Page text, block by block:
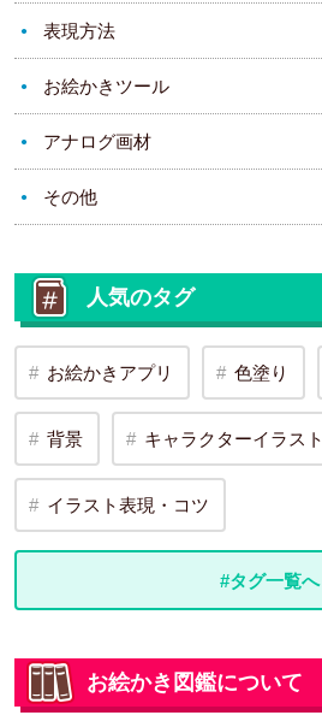
表現方法
お絵かきツール
アナログ画材
その他
人気のタグ
お絵かきアプリ 色塗り
背景 キャラクターイラスト
イラスト表現・コツ
#タグ一覧へ
お絵かき図鑑について